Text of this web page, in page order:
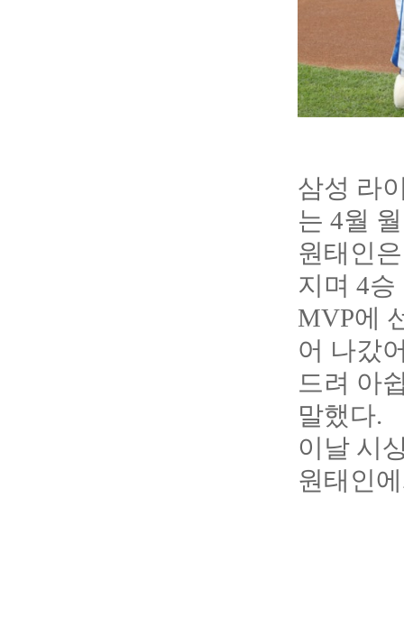
삼성 라
는 4월
원태인
지며 4
MVP에
어 나갔
드려 아
말했다.
이날 시
원태인